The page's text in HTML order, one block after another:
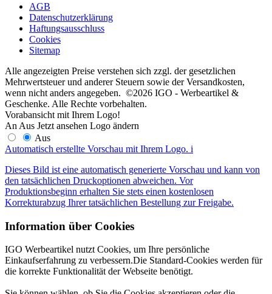
AGB
Datenschutzerklärung
Haftungsausschluss
Cookies
Sitemap
Alle angezeigten Preise verstehen sich zzgl. der gesetzlichen
Mehrwertsteuer und anderer Steuern sowie der Versandkosten,
wenn nicht anders angegeben. ©2026 IGO - Werbeartikel &
Geschenke. Alle Rechte vorbehalten.
Vorabansicht mit Ihrem Logo!
An Aus Jetzt ansehen Logo ändern
Aus
Automatisch erstellte Vorschau mit Ihrem Logo. i
Dieses Bild ist eine automatisch generierte Vorschau und kann von
den tatsächlichen Druckoptionen abweichen. Vor
Produktionsbeginn erhalten Sie stets einen kostenlosen
Korrekturabzug Ihrer tatsächlichen Bestellung zur Freigabe.
Information über Cookies
IGO Werbeartikel nutzt Cookies, um Ihre persönliche
Einkaufserfahrung zu verbessern.Die Standard-Cookies werden für
die korrekte Funktionalität der Webseite benötigt.